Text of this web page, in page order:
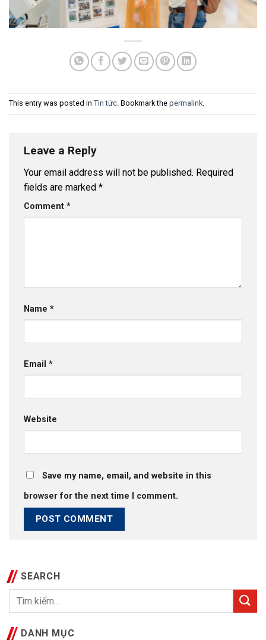
This entry was posted in Tin tức. Bookmark the permalink.
Leave a Reply
Your email address will not be published. Required
fields are marked *
Comment *
Name *
Email *
Website
Save my name, email, and website in this
browser for the next time I comment.
SEARCH
DANH MỤC